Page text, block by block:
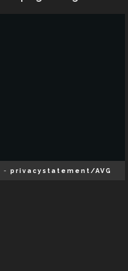
- privacystatement/AVG